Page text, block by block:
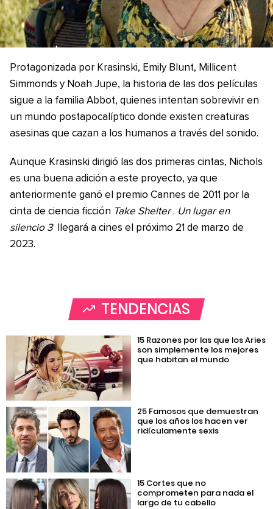
Protagonizada por Krasinski, Emily Blunt, Millicent
Simmonds y Noah Jupe, la historia de las dos películas
sigue a la familia Abbot, quienes intentan sobrevivir en
un mundo postapocalíptico donde existen creaturas
asesinas que cazan a los humanos a través del sonido.
Aunque Krasinski dirigió las dos primeras cintas, Nichols
es una buena adición a este proyecto, ya que
anteriormente ganó el premio Cannes de 2011 por la
cinta de ciencia ficción Take Shelter . Un lugar en
silencio 3
llegará a cines el próximo 21 de marzo de
2023.
TENDENCIAS
15 Razones por las que los Aries
son simplemente los mejores
que habitan el mundo
25 Famosos que demuestran
que los años los hacen ver
ridículamente sexis
15 Cortes que no
comprometen para nada el
largo de tu cabello